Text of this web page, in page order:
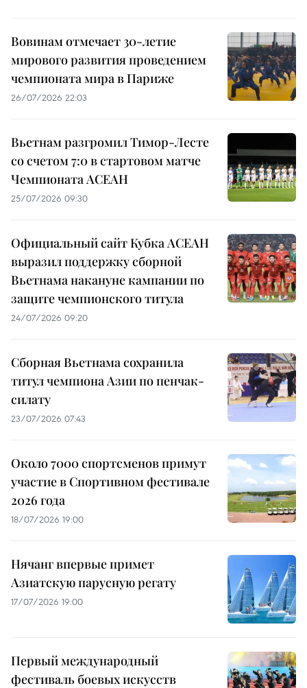
Вовинам отмечает 30-летие
мирового развития проведением
чемпионата мира в Париже
26/07/2026 22:03
Вьетнам разгромил Тимор-Лесте
со счетом 7:0 в стартовом матче
Чемпионата АСЕАН
25/07/2026 09:30
Официальный сайт Кубка АСЕАН
выразил поддержку сборной
Вьетнама накануне кампании по
защите чемпионского титула
24/07/2026 09:20
Сборная Вьетнама сохранила
титул чемпиона Азии по пенчак-
силату
23/07/2026 07:43
Около 7000 спортсменов примут
участие в Спортивном фестивале
2026 года
18/07/2026 19:00
Нячанг впервые примет
Азиатскую парусную регату
17/07/2026 19:00
Первый международный
фестиваль боевых искусств